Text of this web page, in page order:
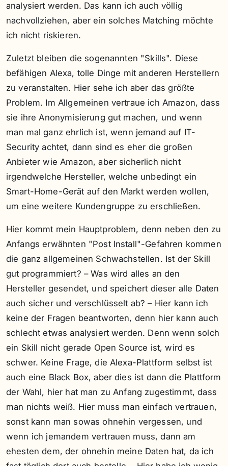
analysiert werden. Das kann ich auch völlig
nachvollziehen, aber ein solches Matching möchte
ich nicht riskieren.
Zuletzt bleiben die sogenannten "Skills". Diese
befähigen Alexa, tolle Dinge mit anderen Herstellern
zu veranstalten. Hier sehe ich aber das größte
Problem. Im Allgemeinen vertraue ich Amazon, dass
sie ihre Anonymisierung gut machen, und wenn
man mal ganz ehrlich ist, wenn jemand auf IT-
Security achtet, dann sind es eher die großen
Anbieter wie Amazon, aber sicherlich nicht
irgendwelche Hersteller, welche unbedingt ein
Smart-Home-Gerät auf den Markt werden wollen,
um eine weitere Kundengruppe zu erschließen.
Hier kommt mein Hauptproblem, denn neben den zu
Anfangs erwähnten "Post Install"-Gefahren kommen
die ganz allgemeinen Schwachstellen. Ist der Skill
gut programmiert? – Was wird alles an den
Hersteller gesendet, und speichert dieser alle Daten
auch sicher und verschlüsselt ab? – Hier kann ich
keine der Fragen beantworten, denn hier kann auch
schlecht etwas analysiert werden. Denn wenn solch
ein Skill nicht gerade Open Source ist, wird es
schwer. Keine Frage, die Alexa-Plattform selbst ist
auch eine Black Box, aber dies ist dann die Plattform
der Wahl, hier hat man zu Anfang zugestimmt, dass
man nichts weiß. Hier muss man einfach vertrauen,
sonst kann man sowas ohnehin vergessen, und
wenn ich jemandem vertrauen muss, dann am
ehesten dem, der ohnehin meine Daten hat, da ich